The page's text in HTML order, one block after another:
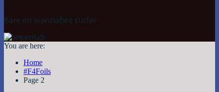
Bare en wannabee surfer
You are here:
Home
#F4Foils
Page 2